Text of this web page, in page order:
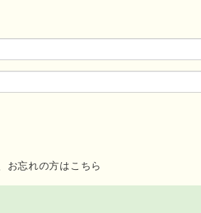
お忘れの方はこちら